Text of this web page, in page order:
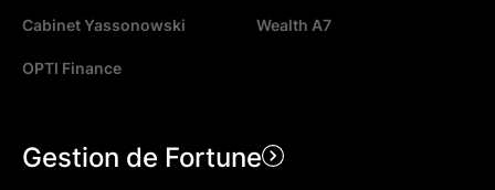
Cabinet Yassonowski Wealth A7
OPTI Finance
Gestion de Fortune